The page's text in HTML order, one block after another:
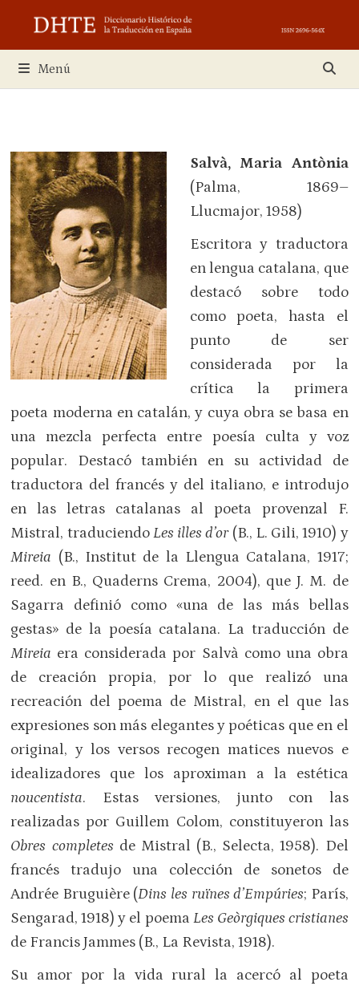
contenido
Menú
Salvà, Maria Antònia
(Palma, 1869–
Llucmajor, 1958)
Escritora y traductora
en lengua catalana, que
destacó sobre todo
como poeta, hasta el
punto de ser
considerada por la
crítica la primera
poeta moderna en catalán, y cuya obra se basa en
una mezcla perfecta entre poesía culta y voz
popular. Destacó también en su actividad de
traductora del francés y del italiano, e introdujo
en las letras catalanas al poeta provenzal F.
Mistral, traduciendoLes illes d’or (B., L. Gili, 1910) y
Mireia (B., Institut de la Llengua Catalana, 1917;
reed. en B., Quaderns Crema, 2004), que J. M. de
Sagarra definió como «una de las más bellas
gestas» de la poesía catalana. La traducción de
Mireia era considerada por Salvà como una obra
de creación propia, por lo que realizó una
recreación del poema de Mistral, en el que las
expresiones son más elegantes y poéticas que en el
original, y los versos recogen matices nuevos e
idealizadores que los aproximan a la estética
noucentista. Estas versiones, junto con las
realizadas por Guillem Colom, constituyeron las
Obres completes de Mistral (B., Selecta, 1958). Del
francés tradujo una colección de sonetos de
Andrée Bruguière (Dins les ruïnes d’Empúries; París,
Sengarad, 1918) y el poema Les Geòrgiques cristianes
de Francis Jammes (B., La Revista, 1918).
Su amor por la vida rural la acercó al poeta